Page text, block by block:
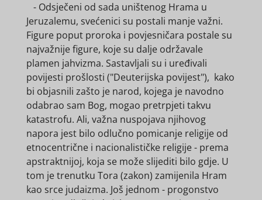
- Odsječeni od sada uništenog Hrama u
Jeruzalemu, svećenici su postali manje važni.
Figure poput proroka i povjesničara postale su
najvažnije figure, koje su dalje održavale
plamen jahvizma. Sastavljali su i uređivali
povijesti prošlosti ("Deuterijska povijest"), kako
bi objasnili zašto je narod, kojega je navodno
odabrao sam Bog, mogao pretrpjeti takvu
katastrofu. Ali, važna nuspojava njihovog
napora jest bilo odlučno pomicanje religije od
etnocentrične i nacionalističke religije - prema
apstraktnijoj, koja se može slijediti bilo gdje. U
tom je trenutku Tora (zakon) zamijenila Hram
kao srce judaizma. Još jednom - progonstvo